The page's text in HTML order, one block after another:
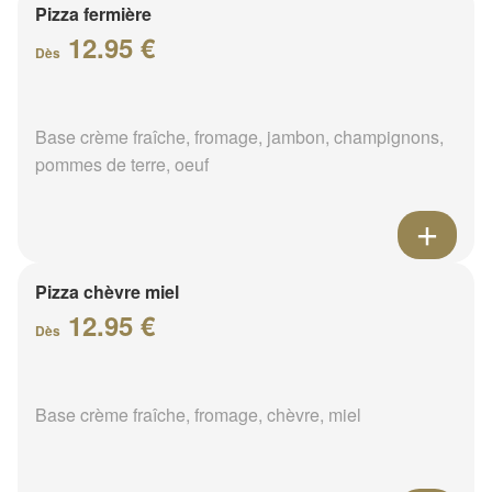
Pizza fermière
Dès 12.95 €
Base crème fraîche, fromage, jambon, champignons,
pommes de terre, oeuf
Pizza chèvre miel
Dès 12.95 €
Base crème fraîche, fromage, chèvre, miel